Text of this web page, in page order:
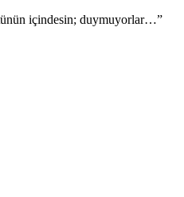
içindesin; duymuyorlar…”